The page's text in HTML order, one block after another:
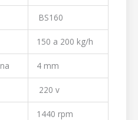
BS160
150 a 200 kg/h
4 mm
220 v
1440 rpm